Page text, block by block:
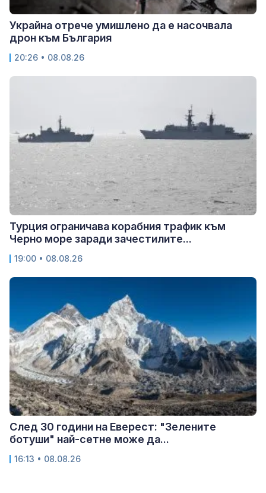
Украйна отрече умишлено да е насочвала
дрон към България
20:26 • 08.08.26
Турция ограничава корабния трафик към
Черно море заради зачестилите...
19:00 • 08.08.26
След 30 години на Еверест: "Зелените
ботуши" най-сетне може да...
16:13 • 08.08.26